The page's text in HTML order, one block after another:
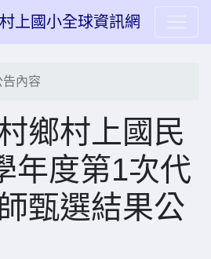
上國小全球資訊網
告內容
鄉村上國民
年度第1次代
甄選結果公